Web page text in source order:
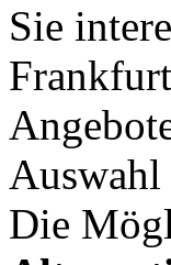
Sie
Auswahl
Die